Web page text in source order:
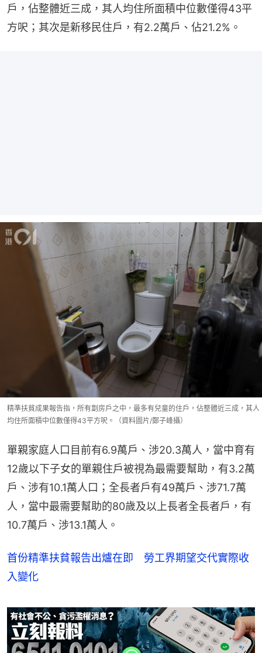
戶，佔整體近三成，其人均住所面積中位數僅得43平
方呎；其次是新移民住戶，有2.2萬戶、佔21.2%。
精準扶貧成果報告指，所有劏房戶之中，最多有兒童的住戶，佔整體近三成，其人
均住所面積中位數僅得43平方呎。（資料圖片/鄭子峰攝）
單親家庭人口目前有6.9萬戶、涉20.3萬人，當中育有
12歲以下子女的單親住戶被視為最需要幫助，有3.2萬
戶、涉有10.1萬人口；全長者戶有49萬戶、涉71.7萬
人，當中最需要幫助的80歲及以上長者全長者戶，有
10.7萬戶、涉13.1萬人。
首份精準扶貧報告出爐在即 勞工界期望交代實際收
入變化